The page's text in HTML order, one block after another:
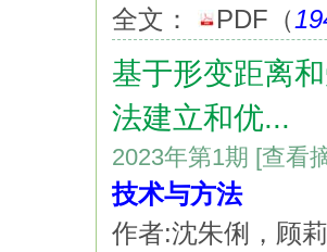
全文：
PDF （
基于形变距离
法建立和优...
2023年第1期 [查看
技术与方法
作者:沈朱俐，顾